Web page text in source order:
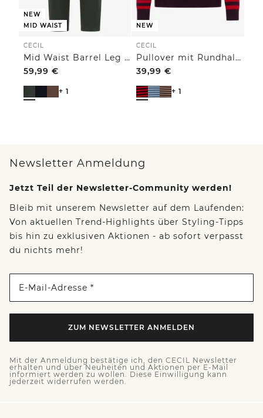
NEW
MID WAIST
CECIL
Mid Waist Barrel Leg Hose im Casual Fit
59,99 €
+ 1
NEW
CECIL
Pullover mit Rundhals und Streifen
39,99€
+ 1
Newsletter Anmeldung
Jetzt Teil der Newsletter-Community werden!
Bleib mit unserem Newsletter auf dem Laufenden:
Von aktuellen Trend-Highlights über Styling-Tipps
bis hin zu exklusiven Aktionen - ab sofort verpasst
du nichts mehr!
E-Mail-Adresse *
ZUM NEWSLETTER ANMELDEN
Mit der Anmeldung bestätige ich, den CECIL Newsletter
erhalten und über Neuheiten und Aktionen per E-Mail
informiert werden zu wollen. Diese Einwilligung kann
jederzeit widerrufen werden.